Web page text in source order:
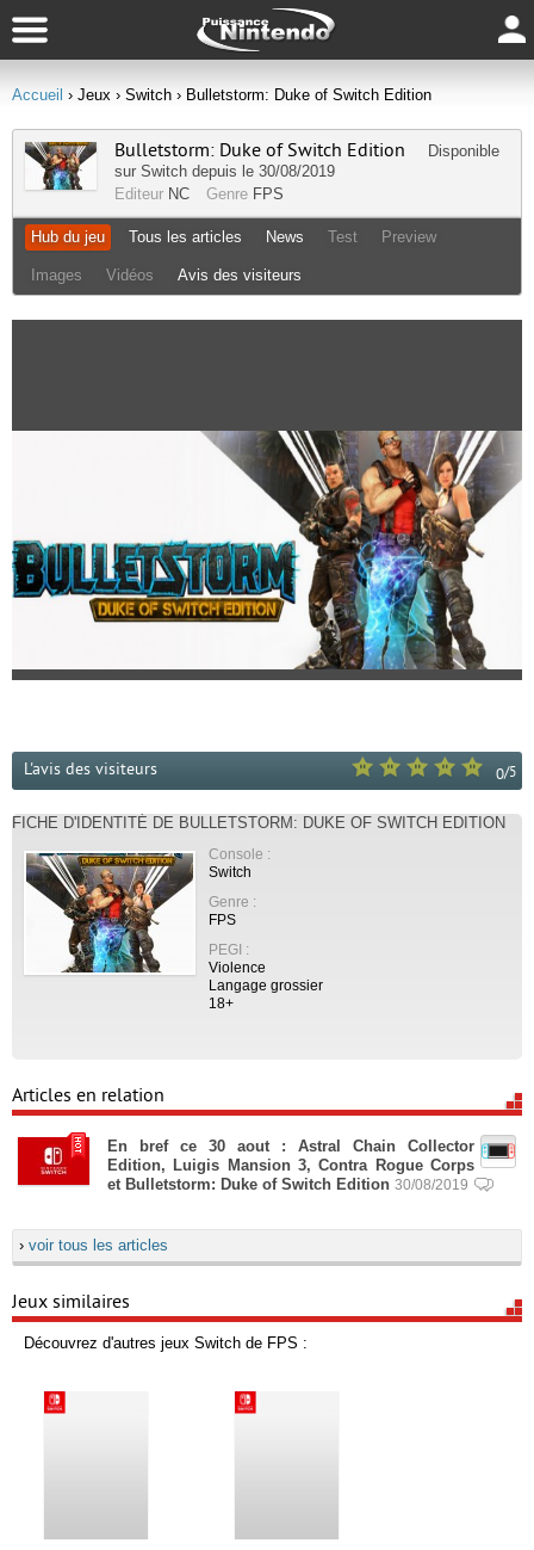
Accueil › Jeux › Switch › Bulletstorm: Duke of Switch Edition
Bulletstorm: Duke of Switch Edition
Disponible
sur Switch depuis le 30/08/2019
Editeur NC Genre FPS
Hub du jeu Tous les articles News Test Preview
Images Vidéos Avis des visiteurs
0/5
L'avis des visiteurs
FICHE D'IDENTITÉ DE BULLETSTORM: DUKE OF SWITCH EDITION
Console :
Switch
Genre :
FPS
PEGI :
Violence
Langage grossier
18+
Articles en relation
En bref ce 30 aout : Astral Chain Collector
Edition, Luigis Mansion 3, Contra Rogue Corps
et Bulletstorm: Duke of Switch Edition 30/08/2019
› voir tous les articles
Jeux similaires
Découvrez d'autres jeux Switch de FPS :